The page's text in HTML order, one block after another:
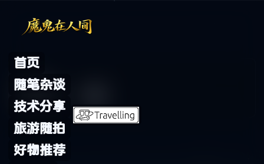
首页
随笔杂谈
技术分享
旅游随拍
好物推荐
Archive
标签：